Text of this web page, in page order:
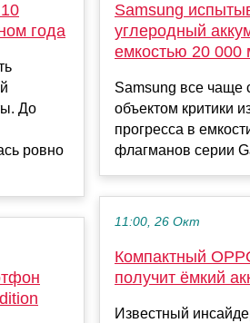
года
До
ровно
Samsung
углеродный
емкостью 20 000
Samsung все чаще
объектом критики
прогресса в
флагманов серии
11:00, 26 Окт
Компактный
получит ёмкий
Известный